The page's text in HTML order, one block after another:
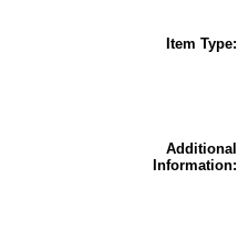
Item Type:
Additional
Information: